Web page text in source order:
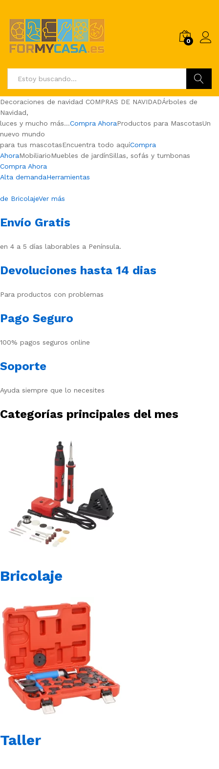
0
Buscar
Decoraciones de navidad COMPRAS DE NAVIDADÁrboles de
Navidad,
luces y mucho más…Compra AhoraProductos para MascotasUn
nuevo mundo
para tus mascotasEncuentra todo aquíCompra
AhoraMobiliarioMuebles de jardínSillas, sofás y tumbonas
Compra Ahora
Alta demandaHerramientas
de BricolajeVer más
Envío Gratis
en 4 a 5 días laborables a Península.
Devoluciones hasta 14 dias
Para productos con problemas
Pago Seguro
100% pagos seguros online
Soporte
Ayuda siempre que lo necesites
Categorías principales del mes
Bricolaje
Taller